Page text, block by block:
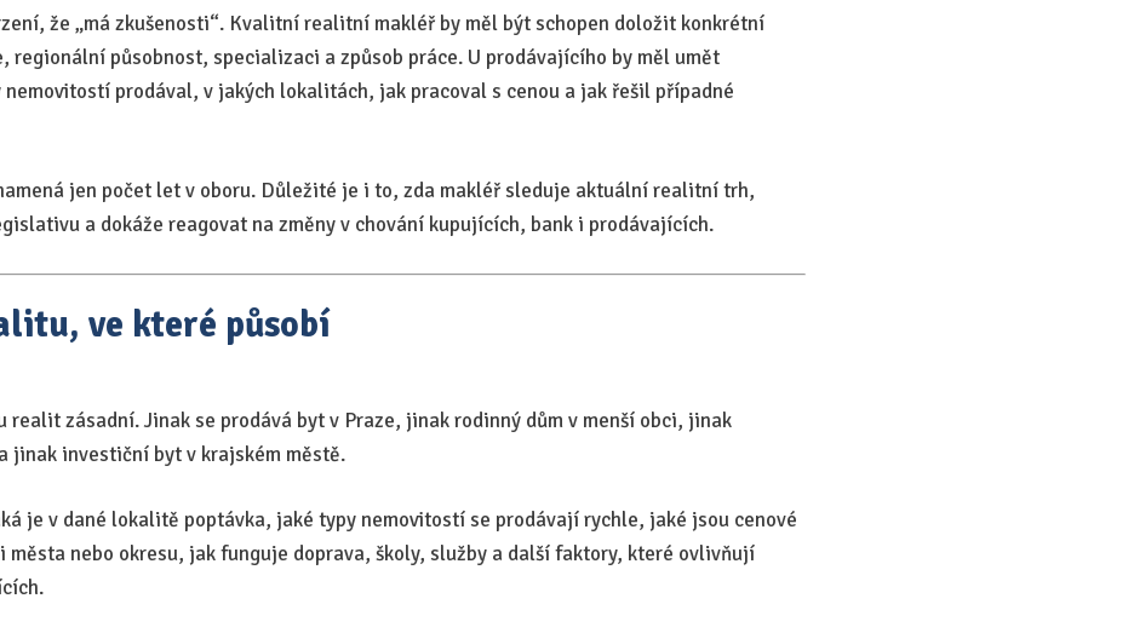
že „má zkušenosti“. Kvalitní realitní makléř by měl být schopen doložit konkrétní
regionální působnost, specializaci a způsob práce. U prodávajícího by měl umět
prodával, v jakých lokalitách, jak pracoval s cenou a jak řešil případné
jen počet let v oboru. Důležité je i to, zda makléř sleduje aktuální realitní trh,
a dokáže reagovat na změny v chování kupujících, bank i prodávajících.
ve které působí
realit zásadní. Jinak se prodává byt v Praze, jinak rodinný dům v menší obci, jinak
jinak investiční byt v krajském městě.
je v dané lokalitě poptávka, jaké typy nemovitostí se prodávají rychle, jaké jsou cenové
města nebo okresu, jak funguje doprava, školy, služby a další faktory, které ovlivňují